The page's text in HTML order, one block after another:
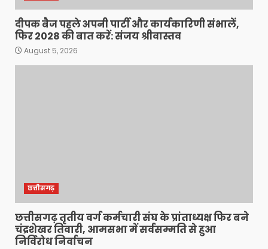
दीपक बैज पहले अपनी पार्टी और कार्यकारिणी संभालें,
फिर 2028 की बात करें: संजय श्रीवास्तव
August 5, 2026
छत्तीसगढ़
छत्तीसगढ़ तृतीय वर्ग कर्मचारी संघ के प्रांताध्यक्ष फिर बने
चंद्रशेखर तिवारी, आमसभा में सर्वसम्मति से हुआ
निर्विरोध निर्वाचन